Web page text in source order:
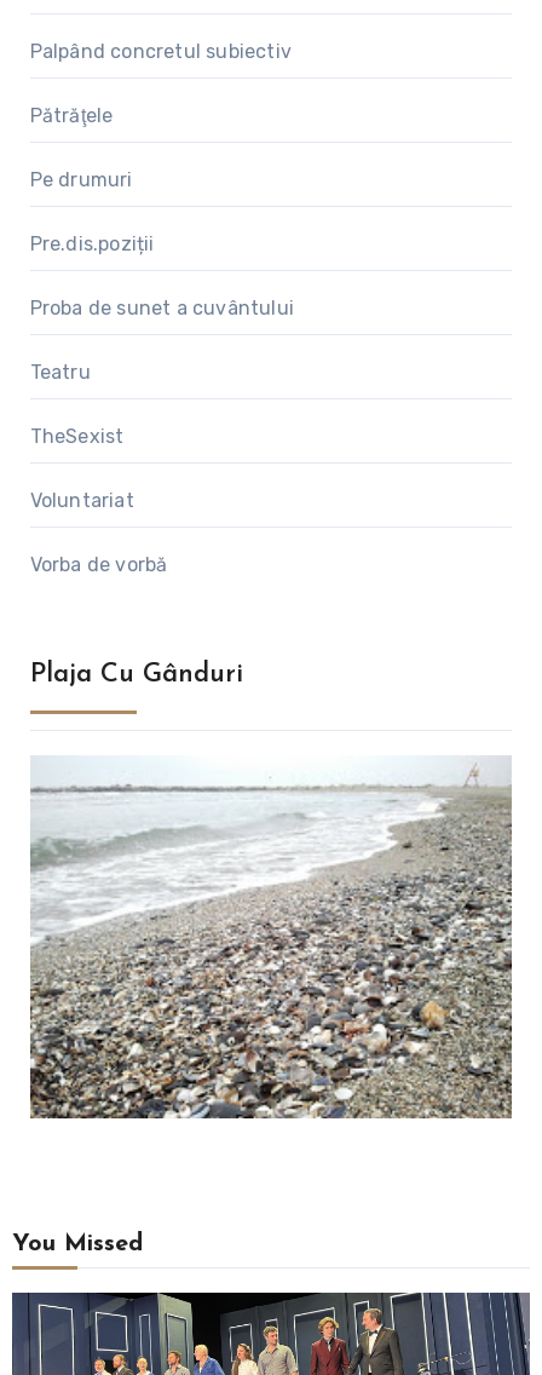
Palpând concretul subiectiv
Pătrăţele
Pe drumuri
Pre.dis.poziții
Proba de sunet a cuvântului
Teatru
TheSexist
Voluntariat
Vorba de vorbă
Plaja Cu Gânduri
You Missed